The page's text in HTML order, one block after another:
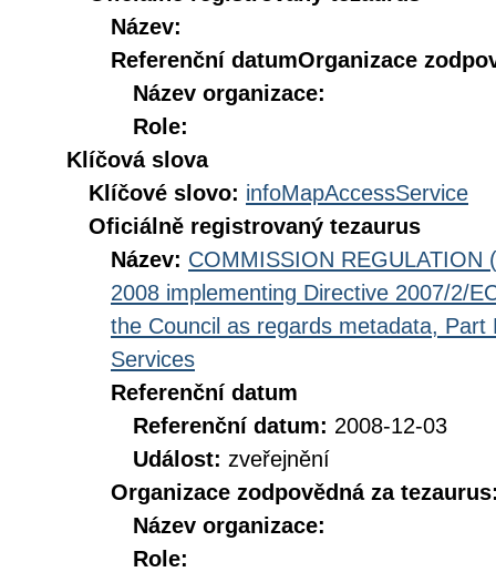
Název:
Referenční datumOrganizace
Název organizace:
Role:
Klíčová slova
Klíčové slovo: infoMapAccessService
Oficiálně registrovaný tezaurus
Název: COMMISSION REGULATION
2008 implementing Directive 2007/2/
the Council as regards metadata,
Services
Referenční datum
Referenční datum: 2008-12-03
Událost: zveřejnění
Organizace zodpovědná za
Název organizace:
Role: